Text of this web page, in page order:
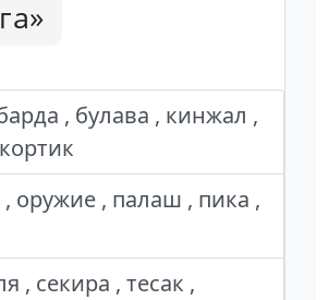
, булава , кинжал ,
оружие , палаш , пика ,
, секира , тесак ,